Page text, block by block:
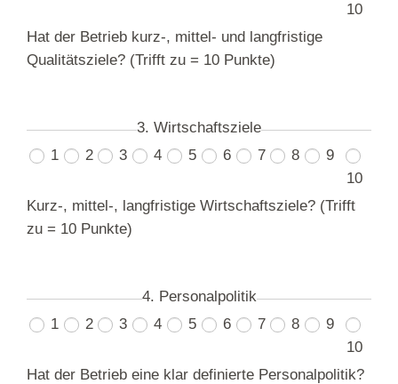
10
Hat der Betrieb kurz-, mittel- und langfristige
Qualitätsziele? (Trifft zu = 10 Punkte)
3. Wirtschaftsziele
1
2 3 4 5 6 7 8
9
10
Kurz-, mittel-, langfristige Wirtschaftsziele? (Trifft
zu = 10 Punkte)
4. Personalpolitik
1
2 3 4 5 6 7 8
9
10
Hat der Betrieb eine klar definierte Personalpolitik?